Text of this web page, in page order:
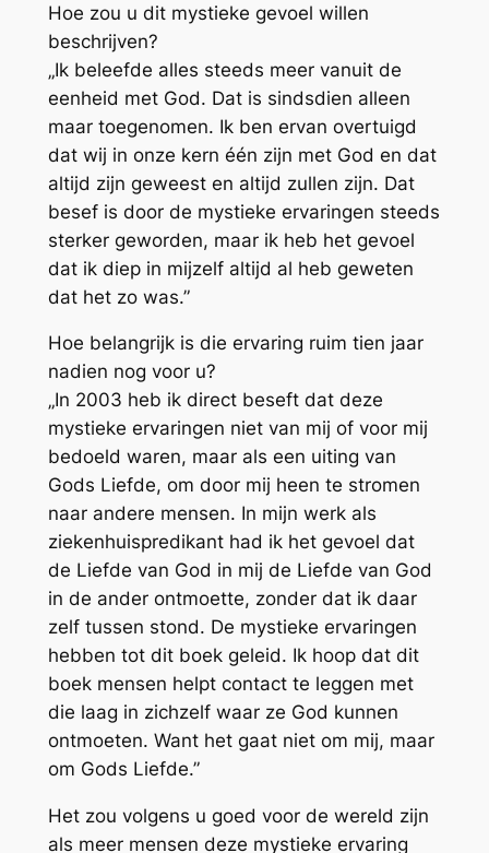
Hoe zou u dit mystieke gevoel willen
beschrijven?
„Ik beleefde alles steeds meer vanuit de
eenheid met God. Dat is sindsdien alleen
maar toegenomen. Ik ben ervan overtuigd
dat wij in onze kern één zijn met God en dat
altijd zijn geweest en altijd zullen zijn. Dat
besef is door de mystieke ervaringen steeds
sterker geworden, maar ik heb het gevoel
dat ik diep in mijzelf altijd al heb geweten
dat het zo was.”
Hoe belangrijk is die ervaring ruim tien jaar
nadien nog voor u?
„In 2003 heb ik direct beseft dat deze
mystieke ervaringen niet van mij of voor mij
bedoeld waren, maar als een uiting van
Gods Liefde, om door mij heen te stromen
naar andere mensen. In mijn werk als
ziekenhuispredikant had ik het gevoel dat
de Liefde van God in mij de Liefde van God
in de ander ontmoette, zonder dat ik daar
zelf tussen stond. De mystieke ervaringen
hebben tot dit boek geleid. Ik hoop dat dit
boek mensen helpt contact te leggen met
die laag in zichzelf waar ze God kunnen
ontmoeten. Want het gaat niet om mij, maar
om Gods Liefde.”
Het zou volgens u goed voor de wereld zijn
als meer mensen deze mystieke ervaring